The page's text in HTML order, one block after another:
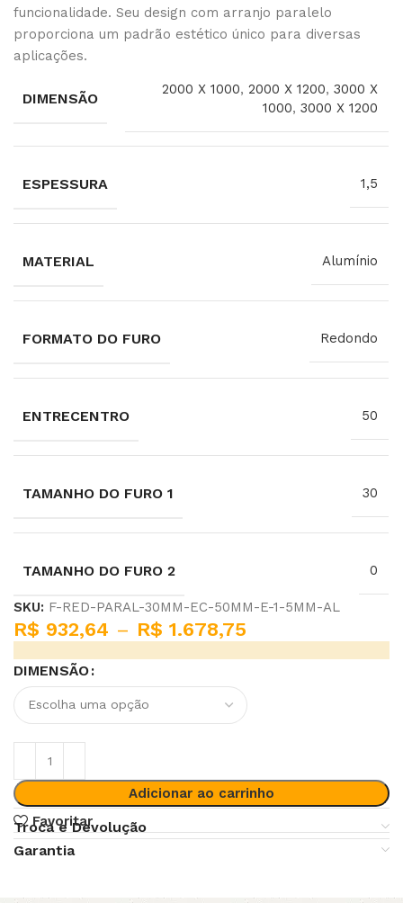
funcionalidade. Seu design com arranjo paralelo
proporciona um padrão estético único para diversas
aplicações.
DIMENSÃO
2000 X 1000,2000 X 1200,3000 X
1000,3000 X 1200
ESPESSURA 1,5
MATERIAL Alumínio
FORMATO DO FURO Redondo
ENTRECENTRO 50
TAMANHO DO FURO 1 30
TAMANHO DO FURO 2 0
SKU: F-RED-PARAL-30MM-EC-50MM-E-1-5MM-AL
R$ 932,64 – R$ 1.678,75
DIMENSÃO
Adicionar ao carrinho
Favoritar
Troca e Devolução
Garantia